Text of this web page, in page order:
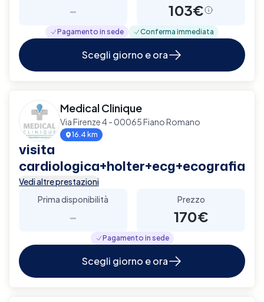
- 103€
Pagamento in sede Conferma immediata
Scegli giorno e ora
Medical Clinique
Via Firenze 4 - 00065 Fiano Romano
16.4 km
visita
cardiologica+holter+ecg+ecografia
Vedi altre prestazioni
Prima disponibilità
-
Prezzo
170€
Pagamento in sede
Scegli giorno e ora